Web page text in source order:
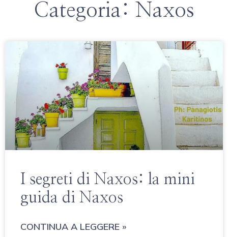
Categoria: Naxos
I segreti di Naxos: la mini
guida di Naxos
CONTINUA A LEGGERE »